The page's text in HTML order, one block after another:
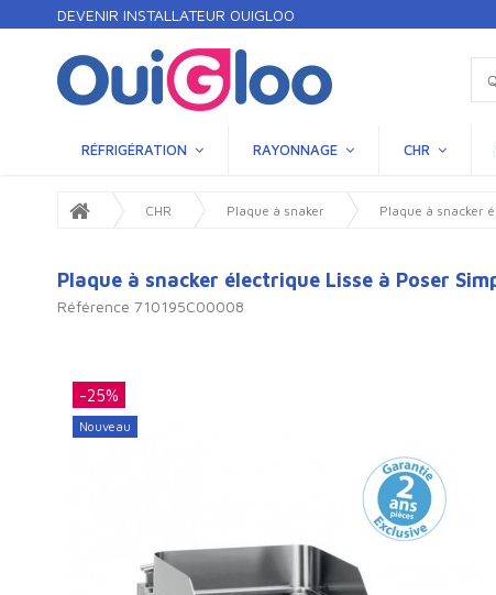
DEVENIR INSTALLATEUR OUIGLOO
RÉFRIGÉRATION RAYONNAGE CHR
CHR Plaque à snaker Plaque à snacker
Plaque à snacker électrique Lisse à Poser
Référence 710195C00008
-25%
Nouveau